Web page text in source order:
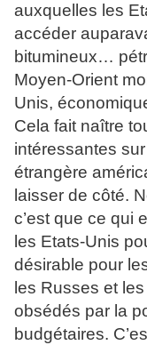
auxquelles les
accéder
bitumineux…
Moyen-Orient
Unis,
Cela fait naître
intéressantes
étrangère
laisser de côté.
c’est que ce qui
les Etats-Unis
désirable pour
les Russes et
obsédés par la
budgétaires.